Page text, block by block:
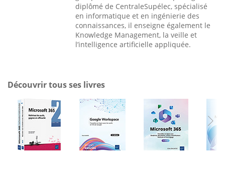
diplômé de CentraleSupélec, spécialisé
en informatique et en ingénierie des
connaissances, il enseigne également le
Knowledge Management, la veille et
l’intelligence artificielle appliquée.
Découvrir tous ses livres